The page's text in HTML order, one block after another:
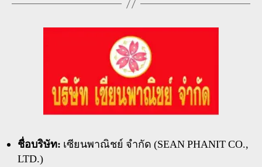
ชื่อบริษัท: เซียนพาณิชย์ จำกัด (SEAN PHANIT CO.,
LTD.)